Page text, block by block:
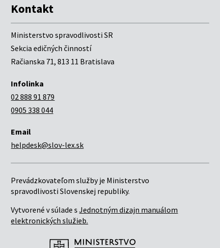
Kontakt
Ministerstvo spravodlivosti SR
Sekcia edičných činností
Račianska 71, 813 11 Bratislava
Infolinka
02 888 91 879
0905 338 044
Email
helpdesk@slov-lex.sk
Prevádzkovateľom služby je Ministerstvo
spravodlivosti Slovenskej republiky.
Vytvorené v súlade sJednotným dizajn manuálom
elektronických služieb.